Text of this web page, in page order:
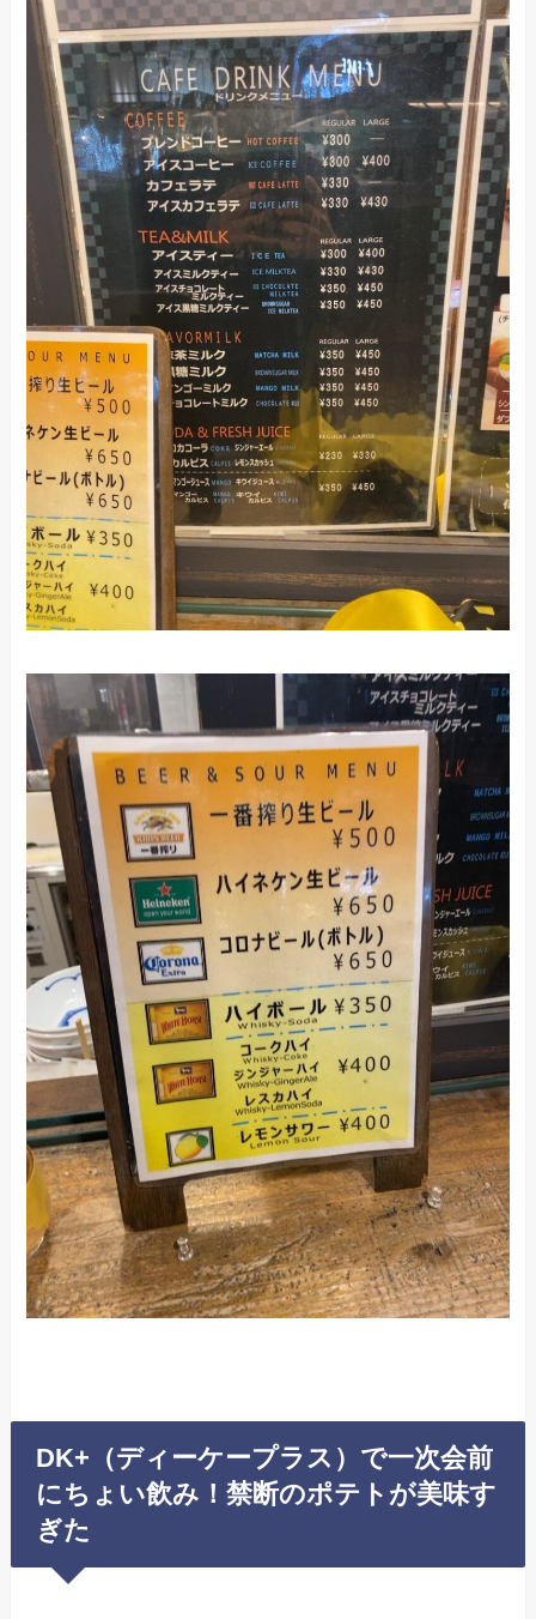
DK+（ディーケープラス）で一次会前
にちょい飲み！禁断のポテトが美味す
ぎた